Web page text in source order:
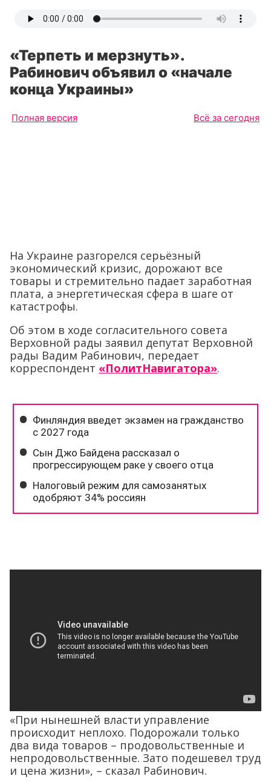
«Терпеть и мерзнуть».
Рабинович объявил о «начале
конца Украины»
Полная версия Всё за сегодня
На Украине разгорелся серьёзный
экономический кризис, дорожают все
товары и стремительно падает заработная
плата, а энергетическая сфера в шаге от
катастрофы.
Об этом в ходе согласительного совета
Верховной рады заявил депутат Верховной
рады Вадим Рабинович, передает
корреспондент «ПолитНавигатора».
«При нынешней власти управление
происходит неплохо. Подорожали только
два вида товаров – продовольственные и
непродовольственные. Зато подешевел труд
и цена жизни», – сказал Рабинович.